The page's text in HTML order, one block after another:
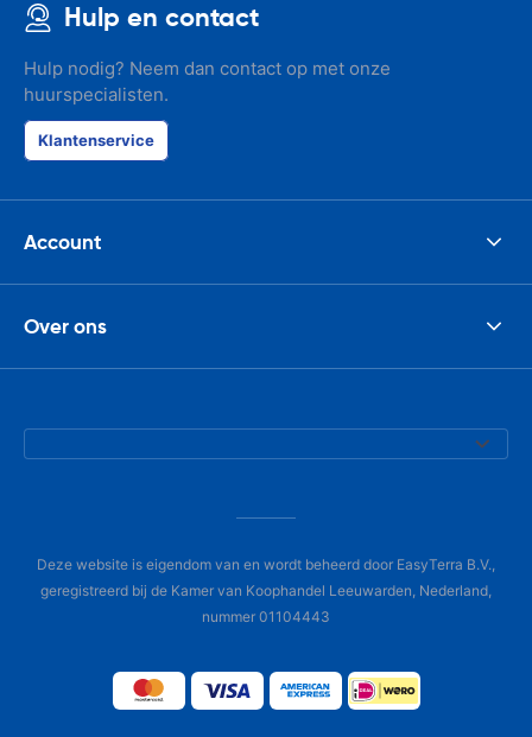
Hulp en contact
Hulp nodig? Neem dan contact op met onze
huurspecialisten.
Klantenservice
Account
Over ons
Deze website is eigendom van en wordt beheerd door EasyTerra B.V.,
geregistreerd bij de Kamer van Koophandel Leeuwarden, Nederland,
nummer 01104443